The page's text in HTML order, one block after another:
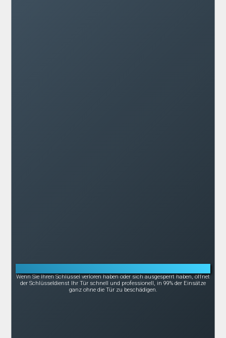
Wenn Sie Ihren Schlüssel verloren haben oder sich ausgesperrt haben, öffnet
der Schlüsseldienst Ihr Tür schnell und professionell, in 99% der Einsätze
ganz ohne die Tür zu beschädigen.